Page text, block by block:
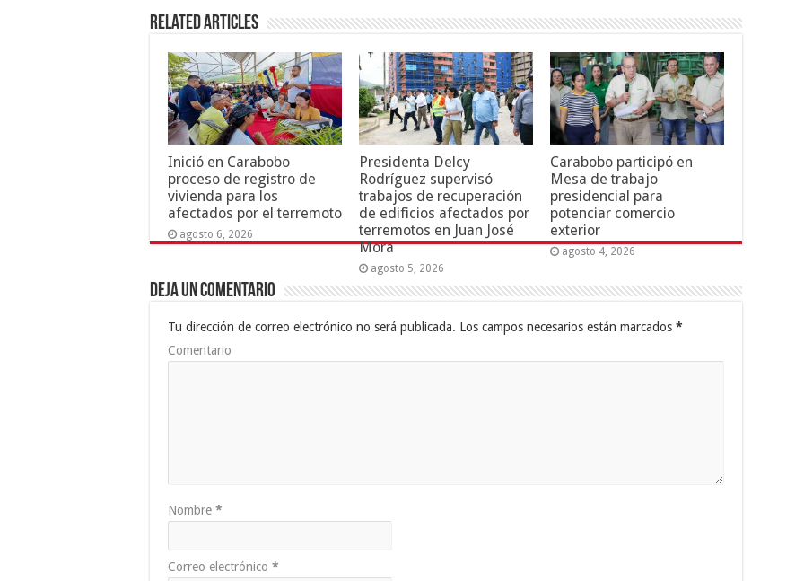
Related Articles
Inició en Carabobo
proceso de registro de
vivienda para los
afectados por el terremoto
agosto 6, 2026
Presidenta Delcy
Rodríguez supervisó
trabajos de recuperación
de edificios afectados por
terremotos en Juan José
Mora
agosto 5, 2026
Carabobo participó en
Mesa de trabajo
presidencial para
potenciar comercio
exterior
agosto 4, 2026
Deja un comentario
Tu dirección de correo electrónico no será publicada. Los campos necesarios están marcados *
Comentario
Nombre *
Correo electrónico *